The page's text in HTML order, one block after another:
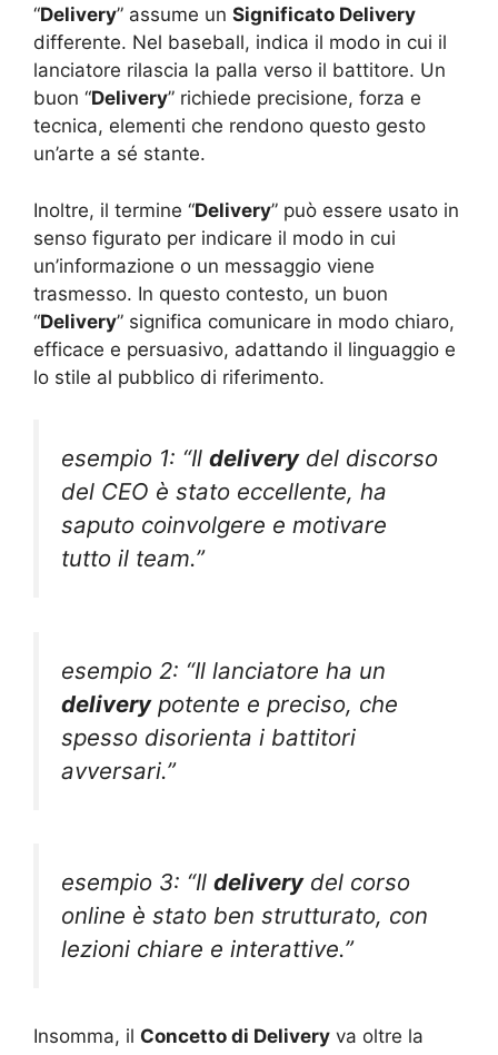
“Delivery” assume un Significato Delivery
differente. Nel baseball, indica il modo in cui il
lanciatore rilascia la palla verso il battitore. Un
buon “Delivery” richiede precisione, forza e
tecnica, elementi che rendono questo gesto
un’arte a sé stante.
Inoltre, il termine “Delivery” può essere usato in
senso figurato per indicare il modo in cui
un’informazione o un messaggio viene
trasmesso. In questo contesto, un buon
“Delivery” significa comunicare in modo chiaro,
efficace e persuasivo, adattando il linguaggio e
lo stile al pubblico di riferimento.
esempio 1: “Il deliverydel discorso
del CEO è stato eccellente, ha
saputo coinvolgere e motivare
tutto il team.”
esempio 2: “Il lanciatore ha un
deliverypotente e preciso, che
spesso disorienta i battitori
avversari.”
esempio 3: “Il deliverydel corso
online è stato ben strutturato, con
lezioni chiare e interattive.”
Insomma, il Concetto di Delivery va oltre la